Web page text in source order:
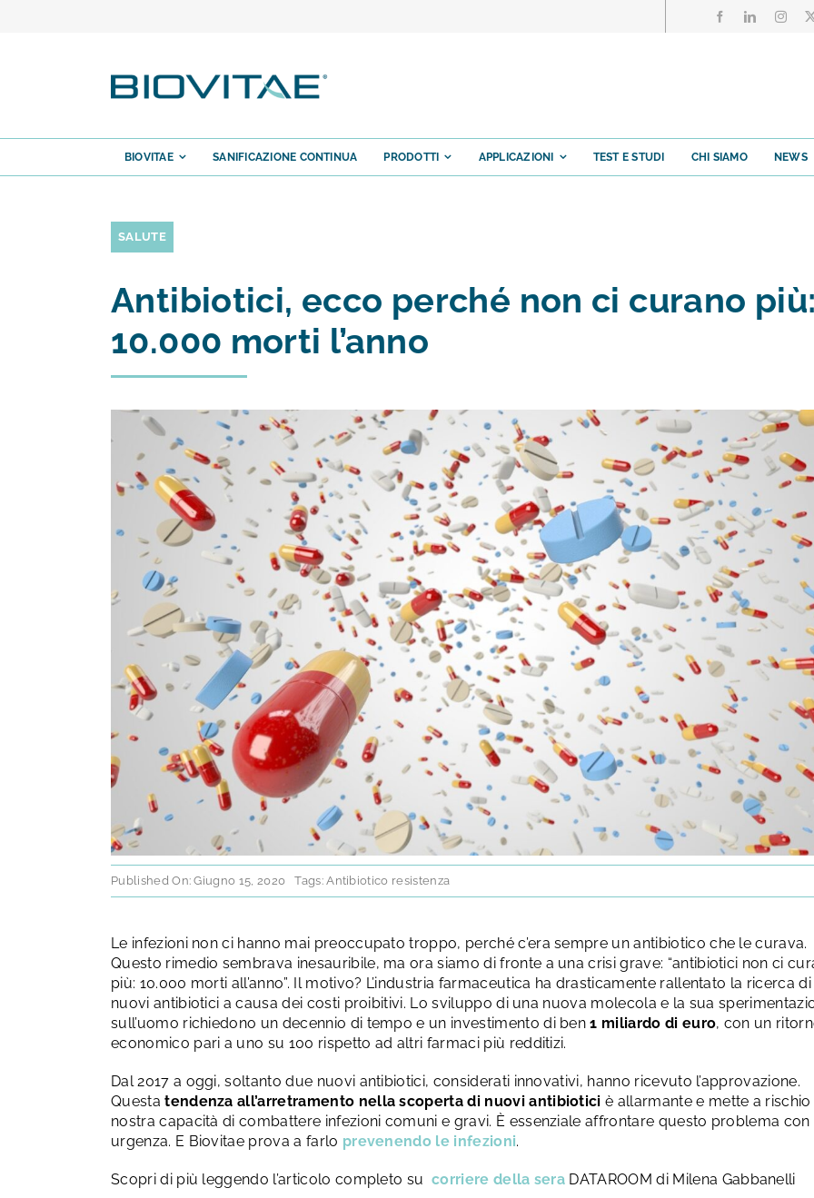
BIOVITAE SANIFICAZIONE CONTINUA PRODOTTI APPLICAZIONI TEST E STUDI CHI SIAMO NEWS
SALUTE
Antibiotici, ecco perché non ci curano più:
10.000 morti l’anno
Published On: Giugno 15, 2020 Tags:Antibiotico resistenza
Le infezioni non ci hanno mai preoccupato troppo, perché c’era sempre un antibiotico che le curava.
Questo rimedio sembrava inesauribile, ma ora siamo di fronte a una crisi grave: “antibiotici non ci
più: 10.000 morti all’anno”. Il motivo? L’industria farmaceutica ha drasticamente rallentato la ricerca di
nuovi antibiotici a causa dei costi proibitivi. Lo sviluppo di una nuova molecola e la sua
sull’uomo richiedono un decennio di tempo e un investimento di ben 1 miliardo di euro, con un
economico pari a uno su 100 rispetto ad altri farmaci più redditizi.
Dal 2017 a oggi, soltanto due nuovi antibiotici, considerati innovativi, hanno ricevuto l’approvazione.
Questatendenza all’arretramento nella scoperta di nuovi antibiotici è allarmante e mette a rischio
nostra capacità di combattere infezioni comuni e gravi. È essenziale affrontare questo problema con
urgenza. E Biovitae prova a farlo prevenendo le infezioni.
Scopri di più leggendo l’articolo completo sucorriere della sera DATAROOM di Milena Gabbanelli